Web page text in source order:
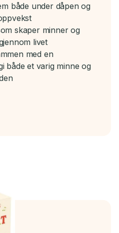
både under dåpen og
skaper minner og
livet
med en
både et varig minne og